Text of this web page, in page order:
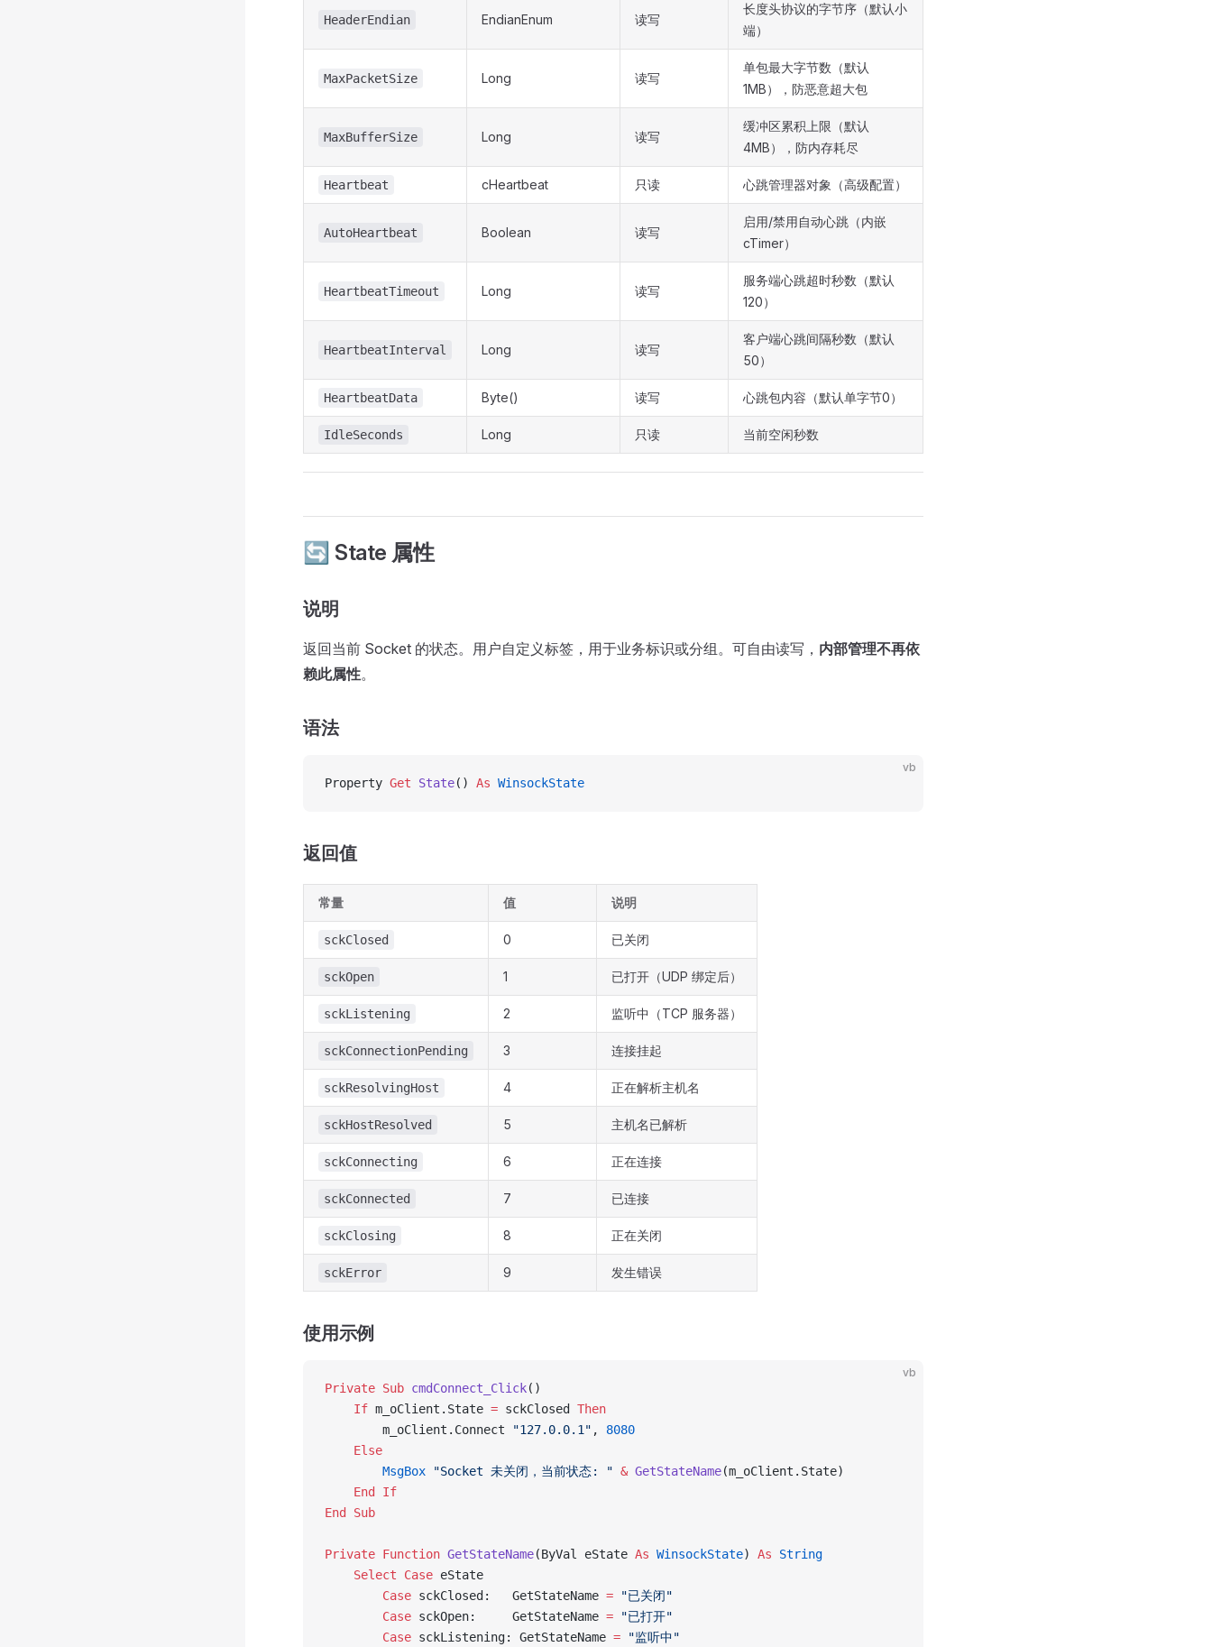
HeaderEndian EndianEnum 读写
长度头协议的字节序（默认小
端）
MaxPacketSize Long 读写
单包最大字节数（默认
1MB），防恶意超大包
MaxBufferSize Long 读写
缓冲区累积上限（默认
4MB），防内存耗尽
Heartbeat cHeartbeat 只读 心跳管理器对象（高级配置）
AutoHeartbeat Boolean 读写
启用/禁用自动心跳（内嵌
cTimer）
HeartbeatTimeout Long 读写
服务端心跳超时秒数（默认
120）
HeartbeatInterval Long 读写
客户端心跳间隔秒数（默认
50）
HeartbeatData Byte() 读写 心跳包内容（默认单字节0）
IdleSeconds Long 只读 当前空闲秒数
🔄 State 属性
说明
返回当前 Socket 的状态。用户自定义标签，用于业务标识或分组。可自由读写， 内部管理不再依
赖此属性。
语法
vb
Property Get State() As WinsockState
返回值
常量 值 说明
sckClosed 0 已关闭
sckOpen 1 已打开（UDP 绑定后）
sckListening 2 监听中（TCP 服务器）
sckConnectionPending 3 连接挂起
sckResolvingHost 4 正在解析主机名
sckHostResolved 5 主机名已解析
sckConnecting 6 正在连接
sckConnected 7 已连接
sckClosing 8 正在关闭
sckError 9 发生错误
使用示例
vb
Private Sub cmdConnect_Click()
    If
m_oClient.State = sckClosed Then
        m_oClient.Connect
"127.0.0.1" , 8080
    Else
        MsgBox
"Socket 未关闭，当前状态: " & GetStateName(m_oClient.State)
    End If
End Sub
Private Function GetStateName(ByVal eState As WinsockState) As String
    Select
Case eState
        Case
sckClosed:   GetStateName = "已关闭"
        Case
sckOpen:     GetStateName = "已打开"
        Case
sckListening: GetStateName = "监听中"